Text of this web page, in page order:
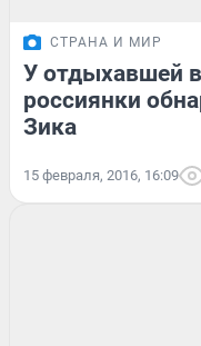
СТРАНА И МИР
У отдыхавшей
россиянки
Зика
15 февраля, 2016, 16:09